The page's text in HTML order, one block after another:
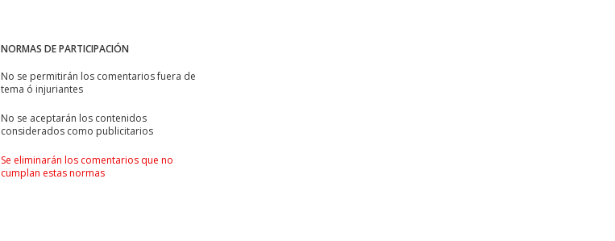
NORMAS DE PARTICIPACIÓN
No se permitirán los comentarios fuera de
tema ó injuriantes
No se aceptarán los contenidos
considerados como publicitarios
Se eliminarán los comentarios que no
cumplan estas normas